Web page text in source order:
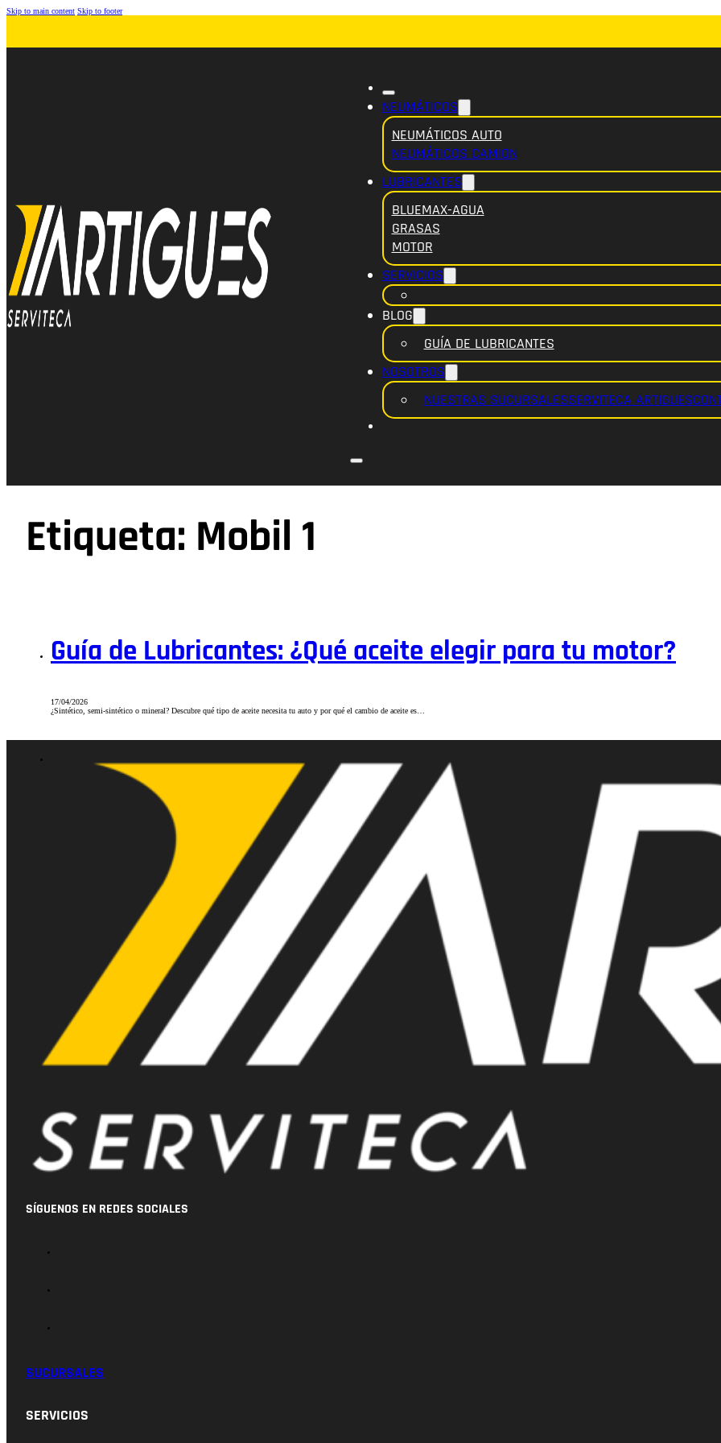
Skip to main content Skip to footer
NEUMÁTICOS
NEUMÁTICOS AUTO
NEUMÁTICOS CAMION
LUBRICANTES
BLUEMAX-AGUA
GRASAS
MOTOR
SERVICIOS
BLOG
GUÍA DE LUBRICANTES
NOSOTROS
NUESTRAS SUCURSALESSERVITECA ARTIGUES
Etiqueta: Mobil 1
Guía de Lubricantes: ¿Qué aceite elegir para tu motor?
17/04/2026
¿Sintético, semi-sintético o mineral? Descubre qué tipo de aceite necesita tu auto y por qué el cambio de aceite es…
SÍGUENOS EN REDES SOCIALES
SUCURSALES
SERVICIOS